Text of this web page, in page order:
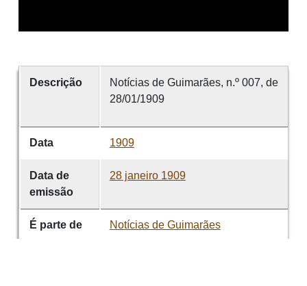
Descrição
Notícias de Guimarães, n.º 007, de
28/01/1909
Data 1909
Data de
emissão
28 janeiro 1909
É parte de Notícias de Guimarães